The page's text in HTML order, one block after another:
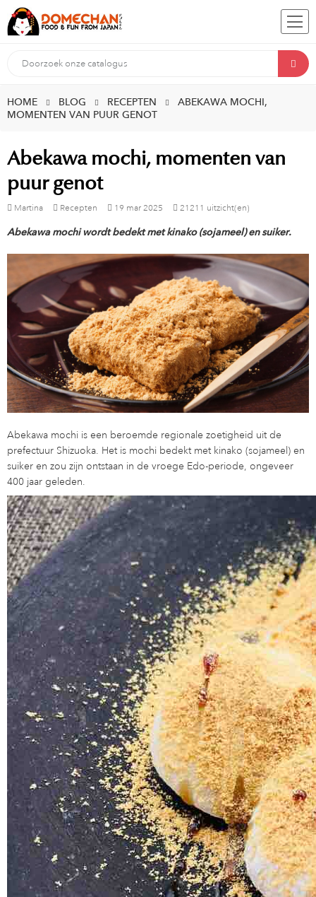
HOME BLOG RECEPTEN
ABEKAWA MOCHI,
MOMENTEN VAN PUUR GENOT
Abekawa mochi, momenten van
puur genot
Martina Recepten 19 mar 2025 21211 uitzicht(en)
Abekawa mochi wordt bedekt met kinako (sojameel) en suiker.
Abekawa mochi is een beroemde regionale zoetigheid uit de
prefectuur Shizuoka. Het is mochi bedekt met kinako (sojameel) en
suiker en zou zijn ontstaan ​​in de vroege Edo-periode, ongeveer
400 jaar geleden.